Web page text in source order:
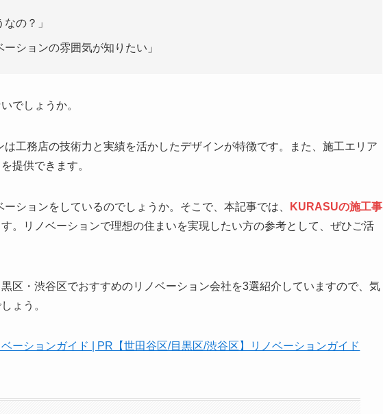
の？」
ションの雰囲気が知りたい」
でしょうか。
工務店の技術力と実績を活かしたデザインが特徴です。また、施工エリア
提供できます。
ションをしているのでしょうか。そこで、本記事では、
KURASUの施工事
。リノベーションで理想の住まいを実現したい方の参考として、ぜひご活
区・渋谷区でおすすめのリノベーション会社を3選紹介していますので、気
ょう。
ーションガイド | PR【世田谷区/目黒区/渋谷区】リノベーションガイド